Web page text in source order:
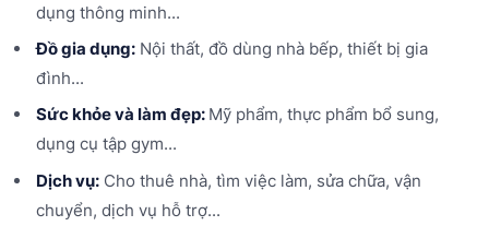
dụng thông minh...
Đồ gia dụng:Nội thất, đồ dùng nhà bếp, thiết bị gia
đình...
Sức khỏe và làm đẹp: Mỹ phẩm, thực phẩm bổ sung,
dụng cụ tập gym...
Dịch vụ:Cho thuê nhà, tìm việc làm, sửa chữa, vận
chuyển, dịch vụ hỗ trợ...